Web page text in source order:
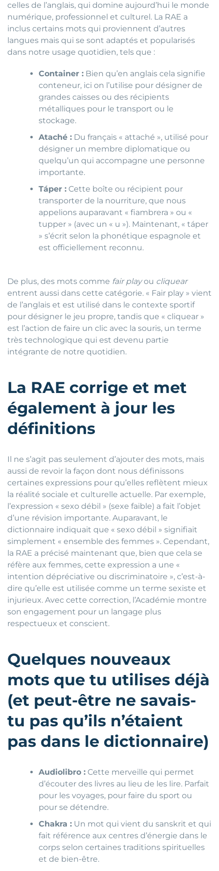
celles de l’anglais, qui domine aujourd’hui le monde
numérique, professionnel et culturel. La RAE a
inclus certains mots qui proviennent d’autres
langues mais qui se sont adaptés et popularisés
dans notre usage quotidien, tels que :
Container : Bien qu’en anglais cela signifie
conteneur, ici on l’utilise pour désigner de
grandes caisses ou des récipients
métalliques pour le transport ou le
stockage.
Ataché : Du français « attaché », utilisé pour
désigner un membre diplomatique ou
quelqu’un qui accompagne une personne
importante.
Táper : Cette boîte ou récipient pour
transporter de la nourriture, que nous
appelions auparavant « fiambrera » ou «
tupper » (avec un « u »). Maintenant, « táper
» s’écrit selon la phonétique espagnole et
est officiellement reconnu.
De plus, des mots comme fair playou cliquear
entrent aussi dans cette catégorie. « Fair play » vient
de l’anglais et est utilisé dans le contexte sportif
pour désigner le jeu propre, tandis que « cliquear »
est l’action de faire un clic avec la souris, un terme
très technologique qui est devenu partie
intégrante de notre quotidien.
La RAE corrige et met
également à jour les
définitions
Il ne s’agit pas seulement d’ajouter des mots, mais
aussi de revoir la façon dont nous définissons
certaines expressions pour qu’elles reflètent mieux
la réalité sociale et culturelle actuelle. Par exemple,
l’expression « sexo débil » (sexe faible) a fait l’objet
d’une révision importante. Auparavant, le
dictionnaire indiquait que « sexo débil » signifiait
simplement « ensemble des femmes ». Cependant,
la RAE a précisé maintenant que, bien que cela se
réfère aux femmes, cette expression a une «
intention dépréciative ou discriminatoire », c’est-à-
dire qu’elle est utilisée comme un terme sexiste et
injurieux. Avec cette correction, l’Académie montre
son engagement pour un langage plus
respectueux et conscient.
Quelques nouveaux
mots que tu utilises déjà
(et peut-être ne savais-
tu pas qu’ils n’étaient
pas dans le dictionnaire)
Audiolibro : Cette merveille qui permet
d’écouter des livres au lieu de les lire. Parfait
pour les voyages, pour faire du sport ou
pour se détendre.
Chakra : Un mot qui vient du sanskrit et qui
fait référence aux centres d’énergie dans le
corps selon certaines traditions spirituelles
et de bien-être.